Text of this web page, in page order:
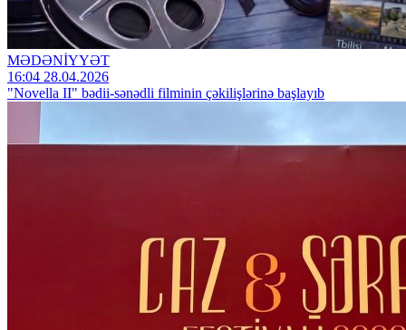
MƏDƏNİYYƏT
16:04 28.04.2026
"Novella II" bədii-sənədli filminin çəkilişlərinə başlayıb